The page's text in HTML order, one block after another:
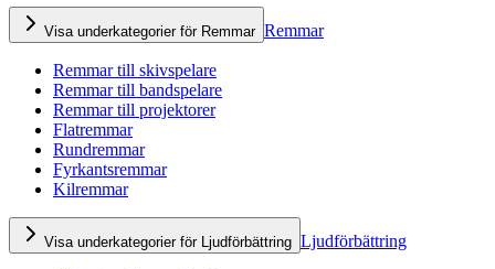
Visa underkategorier för Remmar Remmar
Remmar till skivspelare
Remmar till bandspelare
Remmar till projektorer
Flatremmar
Rundremmar
Fyrkantsremmar
Kilremmar
Visa underkategorier för Ljudförbättring Ljudförbättring